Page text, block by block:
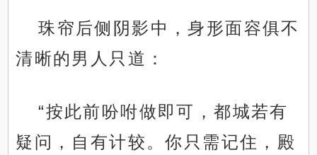
珠帘后侧阴影中，身形面容俱不
清晰的男人只道：
“按此前吩咐做即可，都城若有
疑问，自有计较。你只需记住，殿